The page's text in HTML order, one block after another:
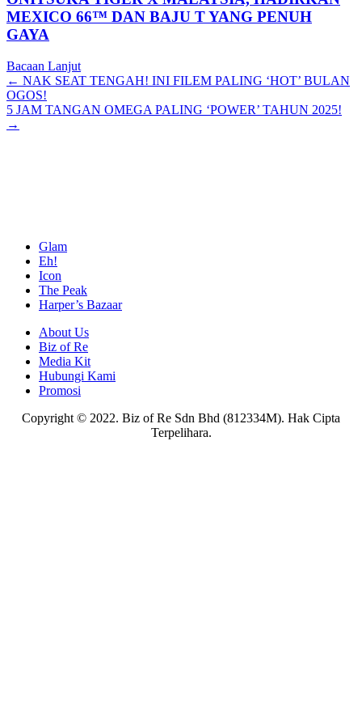
MEXICO 66™ DAN BAJU T YANG PENUH
GAYA
Bacaan Lanjut
Posts
navigation
← NAK SEAT TENGAH! INI FILEM PALING ‘HOT’ BULAN
OGOS!
5 JAM TANGAN OMEGA PALING ‘POWER’ TAHUN 2025!
→
Glam
Eh!
Icon
The Peak
Harper’s Bazaar
About Us
Biz of Re
Media Kit
Hubungi Kami
Promosi
Copyright © 2022. Biz of Re Sdn Bhd (812334M). Hak Cipta
Terpelihara.